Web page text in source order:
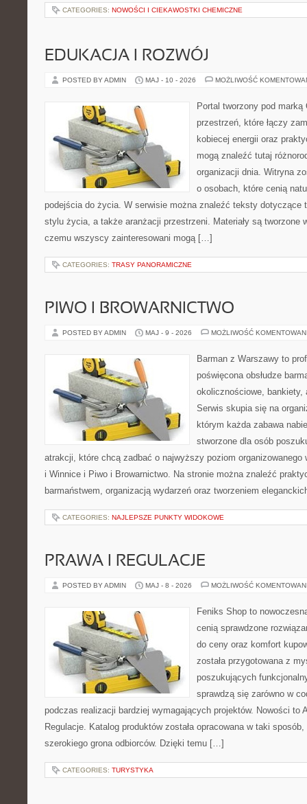
CATEGORIES: NOWOŚCI I CIEKAWOSTKI CHEMICZNE
EDUKACJA I ROZWÓJ
POSTED BY ADMIN MAJ - 10 - 2026 MOŻLIWOŚĆ
Portal tworzony pod
przestrzeń, które łączy
kobiecej energii oraz
mogą znaleźć tutaj
organizacji dnia. Witryna
o osobach, które cenią
podejścia do życia. W serwisie można znaleźć teksty dotyczące
stylu życia, a także aranżacji przestrzeni. Materiały są tworzone
czemu wszyscy zainteresowani mogą […]
CATEGORIES: TRASY PANORAMICZNE
PIWO I BROWARNICTWO
POSTED BY ADMIN MAJ - 9 - 2026 MOŻLIWOŚĆ
Barman z Warszawy to
poświęcona obsłudze
okolicznościowe,
Serwis skupia się na
którym każda zabawa
stworzone dla osób
atrakcji, które chcą zadbać o najwyższy poziom organizowanego
i Winnice i Piwo i Browarnictwo. Na stronie można znaleźć
barmaństwem, organizacją wydarzeń oraz tworzeniem
CATEGORIES: NAJLEPSZE PUNKTY WIDOKOWE
PRAWA I REGULACJE
POSTED BY ADMIN MAJ - 8 - 2026 MOŻLIWOŚĆ
Feniks Shop to
cenią sprawdzone
do ceny oraz komfort
została przygotowana z
poszukujących
sprawdzą się zarówno w
podczas realizacji bardziej wymagających projektów. Nowości to
Regulacje. Katalog produktów została opracowana w taki
szerokiego grona odbiorców. Dzięki temu […]
CATEGORIES: TURYSTYKA